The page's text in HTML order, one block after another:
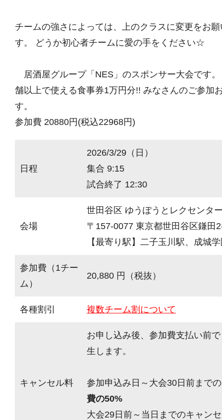
チームの強さによっては、上のクラスに変更をお
す。 どうか初心者チームに愛の手をください☆
居酒屋グループ「NES」のスポンサー大会です
舗以上で使える食事券1万円分!! みなさんのご参加
す。
参加費 20880円(税込22968円)
日程
2026/3/29（日）
集合 9:15
試合終了 12:30
会場
世田谷区 ゆうぽうとレクセンタ
〒157-0077 東京都世田谷区鎌田
【最寄り駅】二子玉川駅、成城
参加費（1チー
ム）
20,880 円（税抜）
各種割引 複数チーム割について
キャンセル料
お申し込み後、参加費支払い前
生します。
参加申込み日～大会30日前まで
費の50%
大会29日前～当日までのキャン